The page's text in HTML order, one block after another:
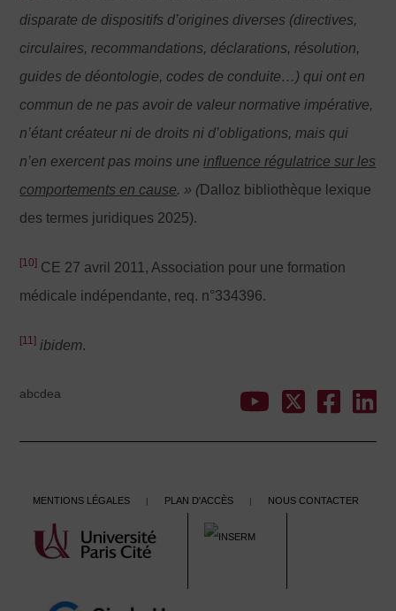
disparate de dispositifs d’origines diverses (directives,
circulaires, recommandations, déclarations, résolution,
guides de déontologie, codes de conduite…) qui ont en
commun de ne pas avoir de valeur normative impérative,
n’étant créateur ni de droits ni d’obligations, mais qui
n’en exercent pas moins uneinfluence régulatrice sur les
comportements en cause. » (Dalloz bibliothèque lexique
des termes juridiques 2025).
[10] CE 27 avril 2011, Association pour une formation
médicale indépendante, req. n°334396.
[11] ibidem.
abcdea
Mentions légales | Plan d'accès | Nous contacter